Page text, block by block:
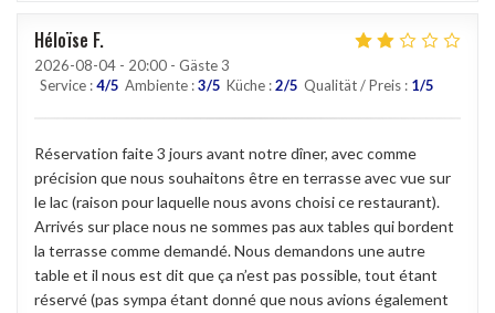
Héloïse F
2026-08-04 - 20:00 - Gäste 3
Service :4/5 Ambiente :3/5 Küche :2/5 Qualität / Preis : 1/5
Réservation faite 3 jours avant notre dîner, avec comme
précision que nous souhaitons être en terrasse avec vue sur
le lac (raison pour laquelle nous avons choisi ce restaurant).
Arrivés sur place nous ne sommes pas aux tables qui bordent
la terrasse comme demandé. Nous demandons une autre
table et il nous est dit que ça n’est pas possible, tout étant
réservé (pas sympa étant donné que nous avions également